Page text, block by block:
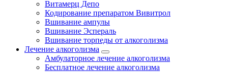
Витамерц Депо
Кодирование препаратом Вивитрол
Вшивание ампулы
Вшивание Эспераль
Вшивание торпеды от алкоголизма
Лечение алкоголизма
Амбулаторное лечение алкоголизма
Бесплатное лечение алкоголизма